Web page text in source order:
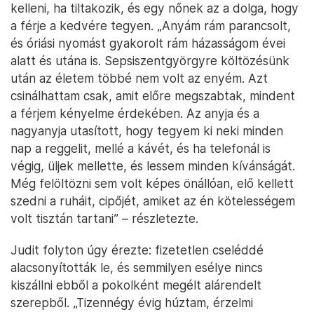
kelleni, ha tiltakozik, és egy nőnek az a dolga, hogy
a férje a kedvére tegyen. „Anyám rám parancsolt,
és óriási nyomást gyakorolt rám házasságom évei
alatt és utána is. Sepsiszentgyörgyre költözésünk
után az életem többé nem volt az enyém. Azt
csinálhattam csak, amit előre megszabtak, mindent
a férjem kényelme érdekében. Az anyja és a
nagyanyja utasított, hogy tegyem ki neki minden
nap a reggelit, mellé a kávét, és ha telefonál is
végig, üljek mellette, és lessem minden kívánságát.
Még felöltözni sem volt képes önállóan, elő kellett
szedni a ruháit, cipőjét, amiket az én kötelességem
volt tisztán tartani” – részletezte.
Judit folyton úgy érezte: fizetetlen cseléddé
alacsonyították le, és semmilyen esélye nincs
kiszállni ebből a pokolként megélt alárendelt
szerepből. „Tizennégy évig húztam, érzelmi